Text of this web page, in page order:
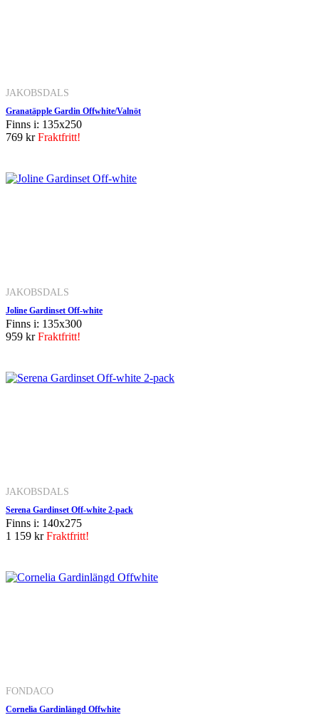
JAKOBSDALS
Granatäpple Gardin Offwhite/Valnöt
Finns i: 135x250
769 krFraktfritt!
JAKOBSDALS
Joline Gardinset Off-white
Finns i: 135x300
959 krFraktfritt!
JAKOBSDALS
Serena Gardinset Off-white 2-pack
Finns i: 140x275
1 159 krFraktfritt!
FONDACO
Cornelia Gardinlängd Offwhite